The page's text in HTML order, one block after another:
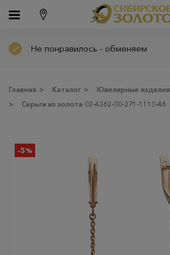
Не понравилось - обменяем
Главная > Каталог > Ювелирные изделия
>
Серьги из золота 02-4362-00-271-1110-46
-5%